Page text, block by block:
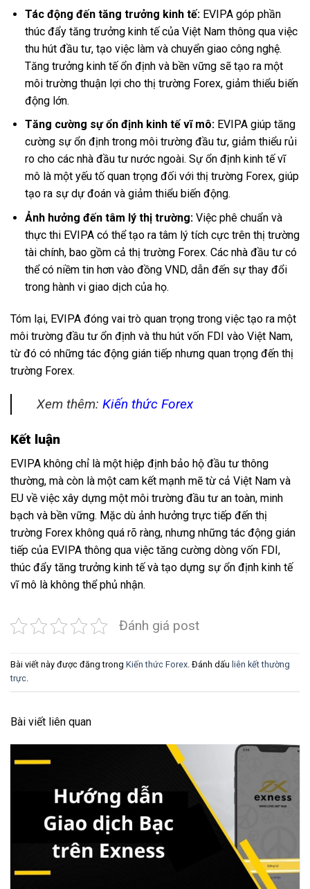
Tác động đến tăng trưởng kinh tế: EVIPA góp phần
thúc đẩy tăng trưởng kinh tế của Việt Nam thông qua việc
thu hút đầu tư, tạo việc làm và chuyển giao công nghệ.
Tăng trưởng kinh tế ổn định và bền vững sẽ tạo ra một
môi trường thuận lợi cho thị trường Forex, giảm thiểu biến
động lớn.
Tăng cường sự ổn định kinh tế vĩ mô: EVIPA giúp tăng
cường sự ổn định trong môi trường đầu tư, giảm thiểu rủi
ro cho các nhà đầu tư nước ngoài. Sự ổn định kinh tế vĩ
mô là một yếu tố quan trọng đối với thị trường Forex, giúp
tạo ra sự dự đoán và giảm thiểu biến động.
Ảnh hưởng đến tâm lý thị trường: Việc phê chuẩn và
thực thi EVIPA có thể tạo ra tâm lý tích cực trên thị trường
tài chính, bao gồm cả thị trường Forex. Các nhà đầu tư có
thể có niềm tin hơn vào đồng VND, dẫn đến sự thay đổi
trong hành vi giao dịch của họ.
Tóm lại, EVIPA đóng vai trò quan trọng trong việc tạo ra một
môi trường đầu tư ổn định và thu hút vốn FDI vào Việt Nam,
từ đó có những tác động gián tiếp nhưng quan trọng đến thị
trường Forex.
Xem thêm: Kiến thức Forex
Kết luận
EVIPA không chỉ là một hiệp định bảo hộ đầu tư thông
thường, mà còn là một cam kết mạnh mẽ từ cả Việt Nam và
EU về việc xây dựng một môi trường đầu tư an toàn, minh
bạch và bền vững. Mặc dù ảnh hưởng trực tiếp đến thị
trường Forex không quá rõ ràng, nhưng những tác động gián
tiếp của EVIPA thông qua việc tăng cường dòng vốn FDI,
thúc đẩy tăng trưởng kinh tế và tạo dựng sự ổn định kinh tế
vĩ mô là không thể phủ nhận.
Đánh giá post
Bài viết này được đăng trong Kiến thức Forex. Đánh dấu liên kết thường
trực.
Bài viết liên quan